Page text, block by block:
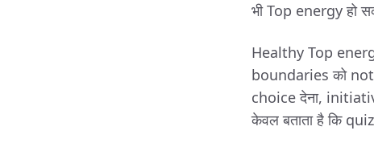
भी Top energy हो
Healthy Top
boundaries को
choice देना,
केवल बताता है कि